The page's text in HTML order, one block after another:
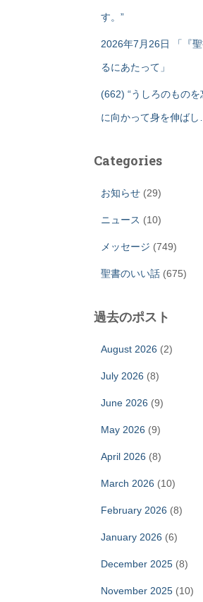
す。”
2026年7月26日 「『
るにあたって」
(662) “うしろのもの
に向かって身を伸ば
Categories
お知らせ(29)
ニュース (10)
メッセージ (749)
聖書のいい話(675)
過去のポスト
August 2026 (2)
July 2026 (8)
June 2026 (9)
May 2026 (9)
April 2026 (8)
March 2026 (10)
February 2026 (8)
January 2026 (6)
December 2025(8)
November 2025(10)